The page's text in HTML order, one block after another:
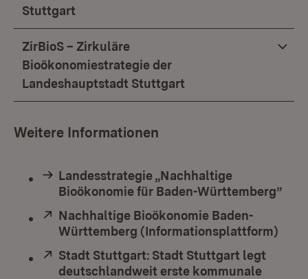
Stuttgart
ZirBioS – Zirkuläre
Bioökonomiestrategie der
Landeshauptstadt Stuttgart
Weitere Informationen
Landesstrategie „Nachhaltige
Bioökonomie für Baden-Württemberg”
Extern:
Nachhaltige Bioökonomie Baden-
Württemberg (Informationsplattform)
Extern:
Stadt Stuttgart: Stadt Stuttgart legt
deutschlandweit erste kommunale